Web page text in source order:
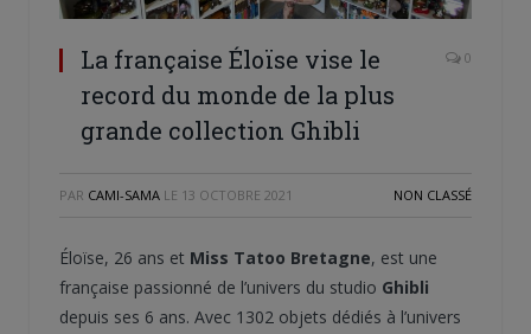
La française Éloïse vise le
record du monde de la plus
grande collection Ghibli
0
PAR CAMI-SAMA LE 13 OCTOBRE 2021 NON CLASSÉ
Éloïse, 26 ans et Miss Tatoo Bretagne, est une
française passionné de l’univers du studio Ghibli
depuis ses 6 ans. Avec 1302 objets dédiés à l’univers